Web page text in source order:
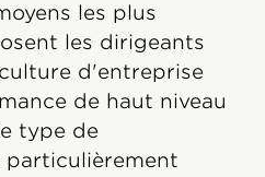
les plus
les dirigeants
d'entreprise
de haut niveau
type de
particulièrement